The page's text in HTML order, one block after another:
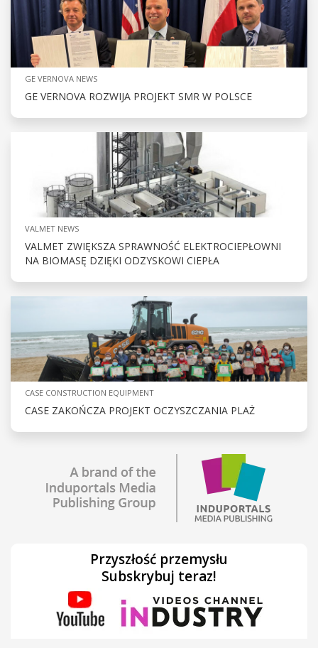
GE VERNOVA NEWS
GE VERNOVA ROZWIJA PROJEKT SMR W POLSCE
VALMET NEWS
VALMET ZWIĘKSZA SPRAWNOŚĆ ELEKTROCIEPŁOWNI
NA BIOMASĘ DZIĘKI ODZYSKOWI CIEPŁA
CASE CONSTRUCTION EQUIPMENT
CASE ZAKOŃCZA PROJEKT OCZYSZCZANIA PLAŻ
Przyszłość przemysłu
Subskrybuj teraz!